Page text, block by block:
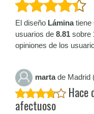
El diseño Láminatiene
usuarios de 8.81 sobre
opiniones de los
martade Madrid
Hace
afectuoso